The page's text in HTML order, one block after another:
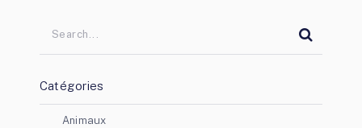
Catégories
Animaux